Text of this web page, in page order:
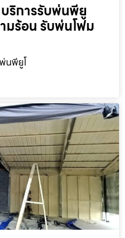
ริการรับพ่นพียู
ร้อน รับพ่นโฟม
นพียูโ